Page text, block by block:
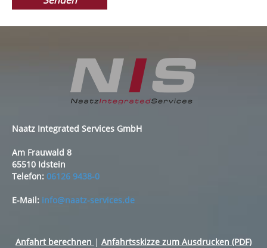
Naatz Integrated Services GmbH
Am Frauwald 8
65510 Idstein
Telefon: 06126 9438-0
E-Mail: info@naatz-services.de
Anfahrt berechnen | Anfahrtsskizze zum Ausdrucken (PDF)